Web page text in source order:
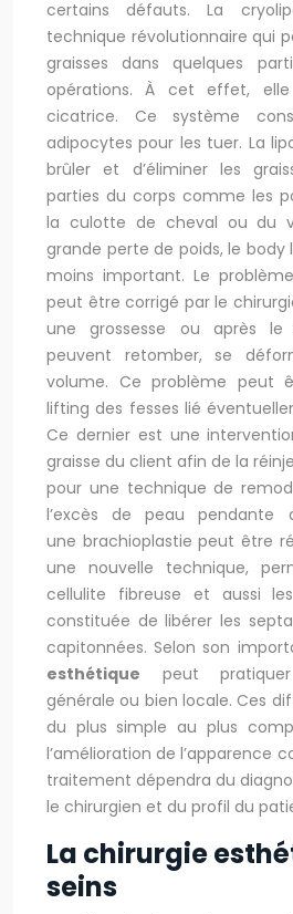
certains défauts. La
technique révolutionnaire qui
graisses dans quelques
opérations. À cet effet,
cicatrice. Ce système
adipocytes pour les tuer. La
brûler et d’éliminer les
parties du corps comme les
la culotte de cheval ou du
grande perte de poids, le
moins important. Le
peut être corrigé par le
une grossesse ou après le
peuvent retomber, se
volume. Ce problème peut
lifting des fesses lié
Ce dernier est une
graisse du client afin de la
pour une technique de
l’excès de peau
une brachioplastie peut être
une nouvelle technique,
cellulite fibreuse et aussi
constituée de libérer les
capitonnées. Selon son
esthétique peut
générale ou bien locale. Ces
du plus simple au plus
l’amélioration de l’apparence
traitement dépendra du
le chirurgien et du profil du
La chirurgie
seins